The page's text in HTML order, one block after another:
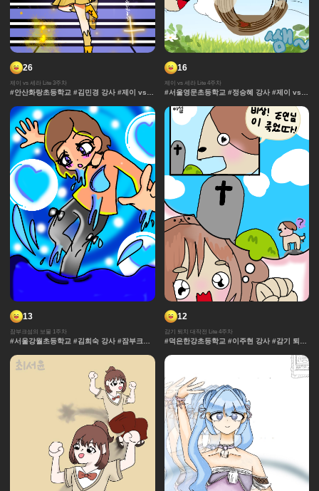
26
제이 vs 세라 Lite 3주차
#안산화랑초등학교 #김민경 강사 #제이 vs
#컷만화 #데포르메 #훈련 #보석 #창작 디자
인 #잔상표현 #체육 #제이 #대결 #댄스
16
제이 vs 세라 Lite 4주차
#서울영문초등학교 #정승혜 강사 #제이 vs
#컷만화 #데포르메 #훈련 #보석 #창작 디자
인 #잔상표현 #체육 #제이 #대결 #댄스
13
잠부크섬의 보물 1주차
#서울강월초등학교 #김희숙 강사 #잠부크섬
의보물 #9차시 #사건 #모험 #마법 #서울개일
초등학교 #석민영강사 #세계관 중세 #보물 #
12
감기 퇴치 대작전 Lite 4주차
#덕은한강초등학교 #이주현 강사 #감기 퇴치
정